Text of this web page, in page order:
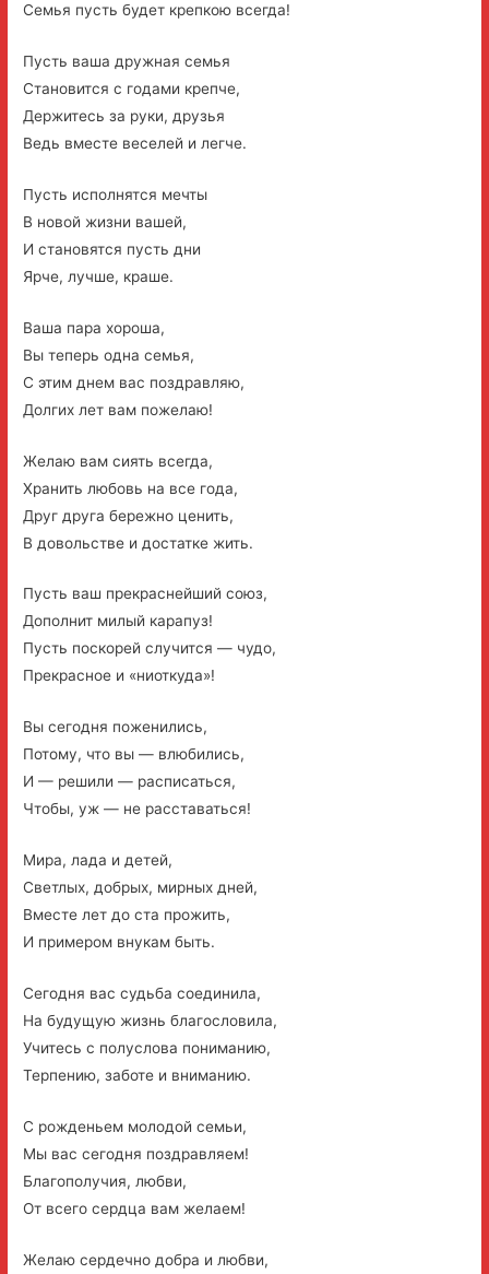
Семья пусть будет крепкою всегда!
Пусть ваша дружная семья
Становится с годами крепче,
Держитесь за руки, друзья
Ведь вместе веселей и легче.
Пусть исполнятся мечты
В новой жизни вашей,
И становятся пусть дни
Ярче, лучше, краше.
Ваша пара хороша,
Вы теперь одна семья,
С этим днем вас поздравляю,
Долгих лет вам пожелаю!
Желаю вам сиять всегда,
Хранить любовь на все года,
Друг друга бережно ценить,
В довольстве и достатке жить.
Пусть ваш прекраснейший союз,
Дополнит милый карапуз!
Пусть поскорей случится — чудо,
Прекрасное и «ниоткуда»!
Вы сегодня поженились,
Потому, что вы — влюбились,
И — решили — расписаться,
Чтобы, уж — не расставаться!
Мира, лада и детей,
Светлых, добрых, мирных дней,
Вместе лет до ста прожить,
И примером внукам быть.
Сегодня вас судьба соединила,
На будущую жизнь благословила,
Учитесь с полуслова пониманию,
Терпению, заботе и вниманию.
С рожденьем молодой семьи,
Мы вас сегодня поздравляем!
Благополучия, любви,
От всего сердца вам желаем!
Желаю сердечно добра и любви,